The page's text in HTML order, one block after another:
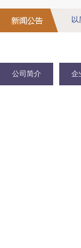
以
公司简介 企